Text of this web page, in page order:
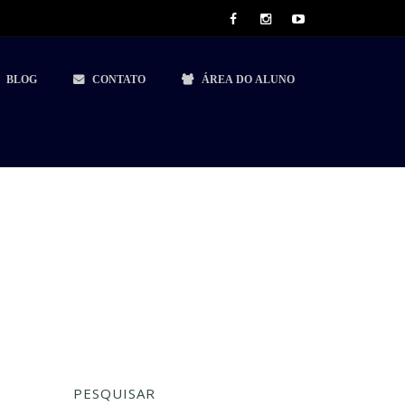
CONTATO ÁREA DO ALUNO
PESQUISAR